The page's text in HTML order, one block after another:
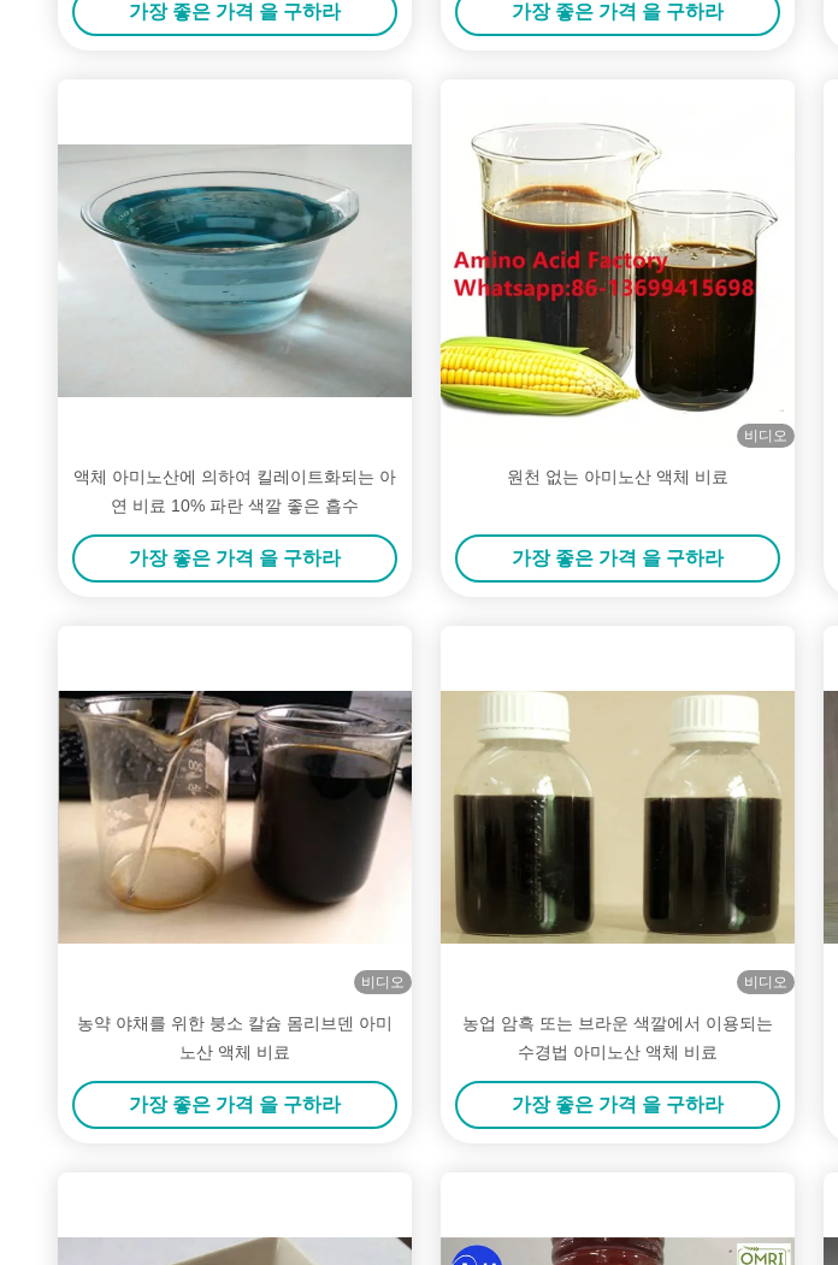
가장 좋은 가격 을 구하라 가장 좋은 가격 을 구하라
액체 아미노산에 의하여 킬레이트화되는 아
연 비료 10% 파란 색깔 좋은 흡수
가장 좋은 가격 을 구하라
비디오
원천 없는 아미노산 액체 비료
가장 좋은 가격 을 구하라
비디오
농약 야채를 위한 붕소 칼슘 몸리브덴 아미
노산 액체 비료
가장 좋은 가격 을 구하라
비디오
농업 암흑 또는 브라운 색깔에서 이용되는
수경법 아미노산 액체 비료
가장 좋은 가격 을 구하라